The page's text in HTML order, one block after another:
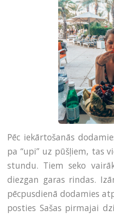
Pēc iekārtošanās
pa “upi” uz pūšļiem, tas
stundu. Tiem seko
diezgan garas rindas.
pēcpusdienā dodamies
posties Sašas pirmajai